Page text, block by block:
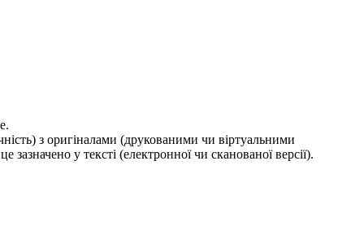
з оригіналами (друкованими чи віртуальними
у тексті (електронної чи сканованої версії).